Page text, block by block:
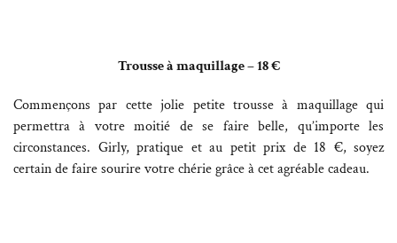
Trousse à maquillage – 18 €
Commençons par cette jolie petite trousse à maquillage qui
permettra à votre moitié de se faire belle, qu’importe les
circonstances. Girly, pratique et au petit prix de 18 €, soyez
certain de faire sourire votre chérie grâce à cet agréable cadeau.